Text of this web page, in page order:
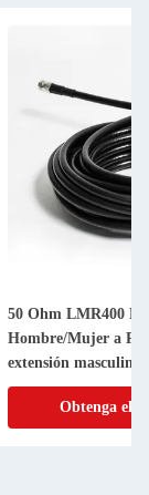
50 Ohm LMR400 N
Hombre/Mujer a RP
extensión
acceso de helio
Obtenga el